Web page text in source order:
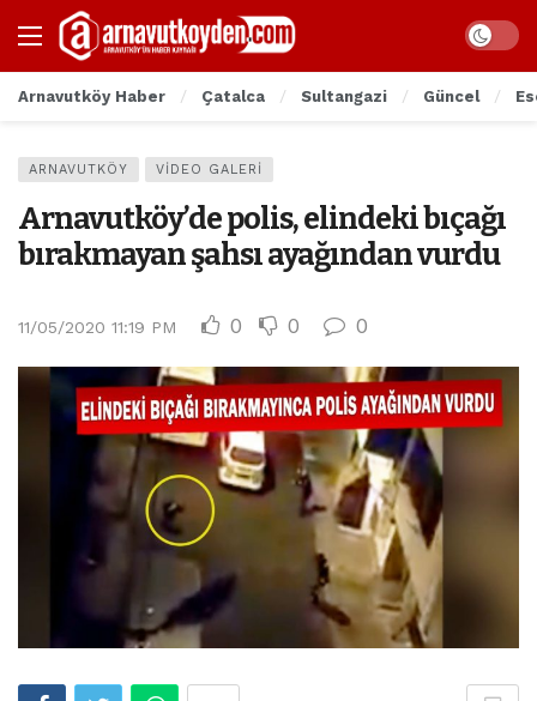
Arnavutköy Haber Çatalca Sultangazi Güncel
ARNAVUTKÖY VIDEO GALERI
Arnavutköy’de polis, elindeki bıçağı
bırakmayan şahsı ayağından vurdu
11/05/2020 11:19 PM 0 0 0